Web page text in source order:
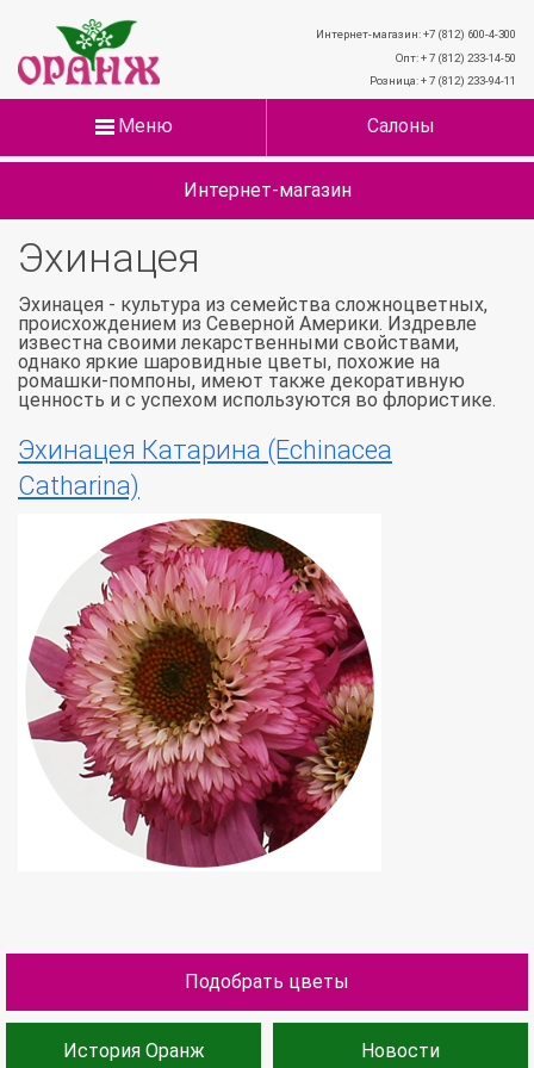
Интернет-магазин: +7 (812) 600-4-300
Опт: + 7 (812) 233-14-50
Розница: + 7 (812) 233-94-11
Меню Салоны
Интернет-магазин
Эхинацея
Эхинацея - культура из семейства сложноцветных,
происхождением из Северной Америки. Издревле
известна своими лекарственными свойствами,
однако яркие шаровидные цветы, похожие на
ромашки-помпоны, имеют также декоративную
ценность и с успехом используются во флористике.
Эхинацея Катарина (Echinacea
Catharina)
Подобрать цветы
История Оранж Новости